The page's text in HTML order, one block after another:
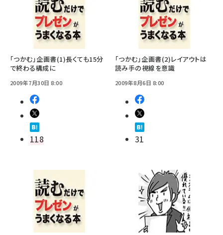
「つかむ」企画書(1)長くても15分
で終わる構成に
2009年7月30日 8:00
118
「つかむ」企画書(2)レイアウトは
読み手の視線を意識
2009年8月6日 8:00
31